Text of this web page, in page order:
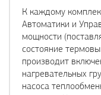
К каждому
Автоматики и
мощности
состояние
производит
нагревательных
насоса